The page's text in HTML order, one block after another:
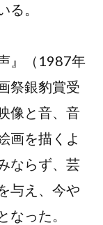
。
』（1987年
祭銀豹賞受
像と音、音
画を描くよ
ならず、芸
与え、今や
った。